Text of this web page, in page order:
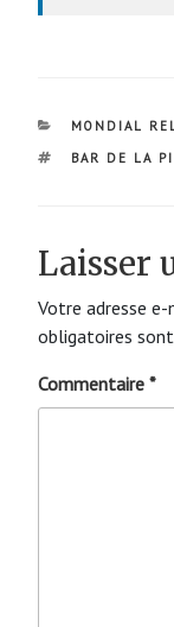
CATÉGORIES
MONDIAL
ÉTIQUETTES
BAR DE LA
Laisser
Votre adresse e-
obligatoires
Commentaire *